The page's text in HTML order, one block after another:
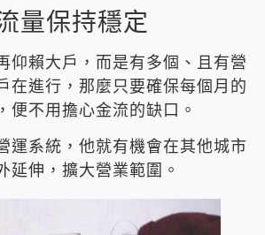
量保持穩定
仰賴大戶，而是有多個、且有營
在進行，那麼只要確保每個月的
便不用擔心金流的缺口。
運系統，他就有機會在其他城市
延伸，擴大營業範圍。